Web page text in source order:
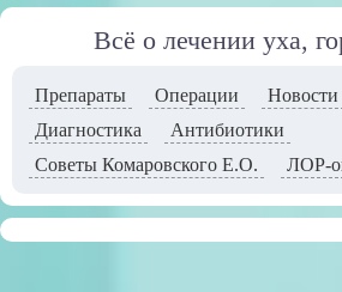
Всё о лечении уха,
Препараты Операции Новости
Диагностика
Антибиотики
Советы Комаровского Е.О.
ЛОР-